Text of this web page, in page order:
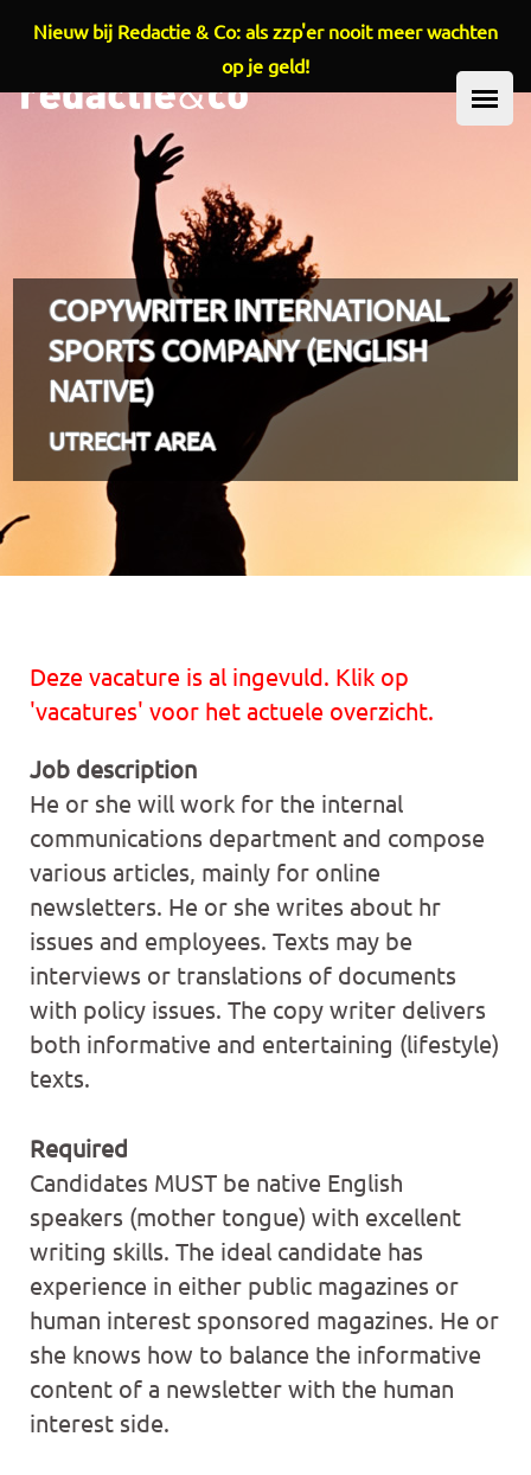
Overslaan en naar de inhoud gaan
HOOFDMENU
COPYWRITER INTERNATIONAL
SPORTS COMPANY (ENGLISH
NATIVE)
UTRECHT AREA
Deze vacature is al ingevuld. Klik op
'vacatures' voor het actuele overzicht.
Job description
He or she will work for the internal
communications department and compose
various articles, mainly for online
newsletters. He or she writes about hr
issues and employees. Texts may be
interviews or translations of documents
with policy issues. The copy writer delivers
both informative and entertaining (lifestyle)
texts.
Required
Candidates MUST be native English
speakers (mother tongue) with excellent
writing skills. The ideal candidate has
experience in either public magazines or
human interest sponsored magazines. He or
she knows how to balance the informative
content of a newsletter with the human
interest side.
Nieuw bij Redactie & Co: als zzp'er nooit meer wachten
op je geld!